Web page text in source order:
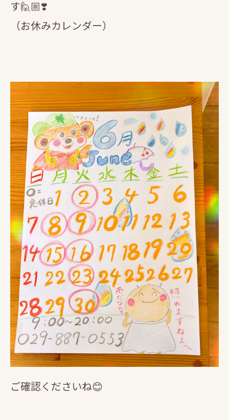
す🙋🏼️❣️
（お休みカレンダー）
ご確認くださいね😊